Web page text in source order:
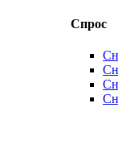
Спрос